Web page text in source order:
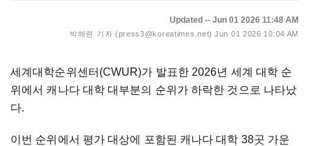
Updated -- Jun 01 2026 11:48 AM
박해련 기자 (press3@koreatimes.net) Jun 01 2026 10:04 AM
세계대학순위센터(CWUR)가 발표한 2026년 세계 대학 순
위에서 캐나다 대학 대부분의 순위가 하락한 것으로 나타났
다.
이번 순위에서 평가 대상에 포함된 캐나다 대학 38곳 가운